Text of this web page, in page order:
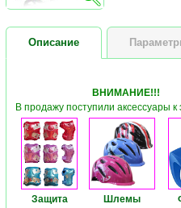
Описание
ВНИМАНИЕ!!!
В продажу поступили аксессуары к
Защита Шлемы